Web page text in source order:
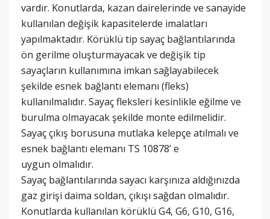
vardır. Konutlarda, kazan dairelerinde ve sanayide
kullanılan değişik kapasitelerde imalatları
yapılmaktadır. Körüklü tip sayaç bağlantılarında
ön gerilme oluşturmayacak ve değişik tip
sayaçların kullanımına imkan sağlayabilecek
şekilde esnek bağlantı elemanı (fleks)
kullanılmalıdır. Sayaç fleksleri kesinlikle eğilme ve
burulma olmayacak şekilde monte edilmelidir.
Sayaç çıkış borusuna mutlaka kelepçe atılmalı ve
esnek bağlantı elemanı TS 10878’ e
uygun olmalıdır.
Sayaç bağlantılarında sayacı karşınıza aldığınızda
gaz girişi daima soldan, çıkışı sağdan olmalıdır.
Konutlarda kullanılan körüklü G4, G6, G10, G16,